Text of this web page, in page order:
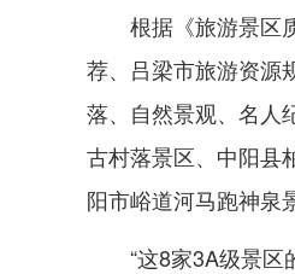
根据《旅游景区
荐、吕梁市旅游资源
落、自然景观、名人
古村落景区、中阳县
阳市峪道河马跑神泉
“这8家3A级景区